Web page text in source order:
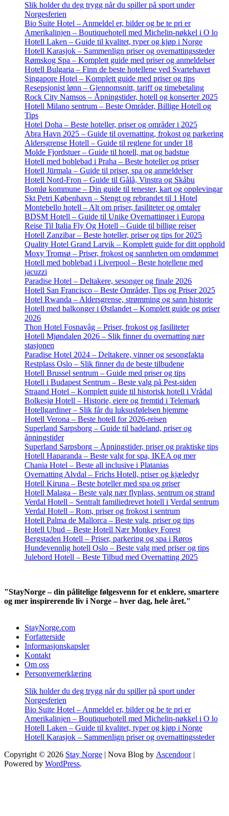
Slik holder du deg trygg når du spiller på sport under
Norgesferien
Bio Suite Hotel – Anmeldel er, bilder og be te pri er
Amerikalinjen – Boutiquehotell med Michelin-nøkkel i O lo
Hotell Laken – Guide til kvalitet, typer og kjøp i Norge
Hotell Karasjok – Sammenlign priser og overnattingssteder
Rømskog Spa – Komplett guide med priser og anmeldelser
Hotell Bulgaria – Finn de beste hotellene ved Svartehavet
Singapore Hotel – Komplett guide med priser og tips
Resepsjonist lønn – Gjennomsnitt, tariff og timebetaling
Rock City Namsos – Åpningstider, hotell og konserter 2025
Hotell Milano sentrum – Beste Områder, Billige Hotell og
Tips
Hotel Doha – Beste hoteller, priser og områder i 2025
Abra Havn 2025 – Guide til overnatting, frokost og parkering
Aldersgrense Hotell – Guide til reglene for under 18
Molde Fjordstuer – Guide til hotell, mat og badstue
Hotell med boblebad i Praha – Beste hoteller og priser
Hotell Jūrmala – Guide til priser, spa og anmeldelser
Hotell Nord-Fron – Guide til Gålå, Vinstra og Skåbu
Bomlø kommune – Din guide til tenester, kart og opplevingar
Skt Petri København – Stengt og rebrandet til 1 Hotel
Montebello hotell – Alt om priser, fasiliteter og omtaler
BDSM Hotell – Guide til Unike Overnattinger i Europa
Reise Til Italia Fly Og Hotell – Guide til billige reiser
Hotell Zanzibar – Beste hoteller, priser og tips for 2025
Quality Hotel Grand Larvik – Komplett guide for ditt opphold
Moxy Tromsø – Priser, frokost og sannheten om omdømmet
Hotell med boblebad i Liverpool – Beste hotellene med
jacuzzi
Paradise Hotel – Deltakere, sesonger og finale 2026
Hotell San Francisco – Beste Områder, Tips og Priser 2025
Hotel Rwanda – Aldersgrense, strømming og sann historie
Hotell med balkonger i Østlandet – Komplett guide og priser
2026
Thon Hotel Fosnavåg – Priser, frokost og fasiliteter
Hotell Mjøndalen 2026 – Slik finner du overnatting nær
stasjonen
Paradise Hotel 2024 – Deltakere, vinner og sesongfakta
Restplass Oslo – Slik finner du de beste tilbudene
Hotell Brussel sentrum – Guide med priser og tips
Hotell i Budapest Sentrum – Beste valg på Pest-siden
Straand Hotel – Komplett guide til historisk hotell i Vrådal
Bolkesjø Hotell – Historie, eiere og fremtid i Telemark
Hotellgardiner – Slik får du luksusfølelsen hjemme
Hotell Verona – Beste hotell for 2026-reisen
Superland Sarpsborg – Guide til badeland, priser og
åpningstider
Superland Sarpsborg – Åpningstider, priser og praktiske tips
Hotell Haparanda – Beste valg for spa, IKEA og mer
Chania Hotel – Beste all inclusive i Platanias
Overnatting Alvdal – Frichs Hotell, priser og kjæledyr
Hotell Kiruna – Beste hoteller med spa og priser
Hotell Malaga – Beste valg nær flyplass, sentrum og strand
Verdal Hotell – Sentralt familiedrevet hotell i Verdal sentrum
Verdal Hotell – Rom, priser og frokost i sentrum
Hotell Palma de Mallorca – Beste valg, priser og tips
Hotell Ubud – Beste Hotell Nær Monkey Forest
Bergstaden Hotell – Priser, parkering og spa i Røros
Hundevennlig hotell Oslo – Beste valg med priser og tips
Julebord Hotell – Beste Tilbud med Overnatting 2025
"StayNorge – din pålitelige følgesvenn for et enklere, smartere
og mer inspirerende liv i Norge – hver dag, hele året."
StayNorge.com
Forfatterside
Informasjonskapsler
Kontakt
Om oss
Personvernerklæring
Slik holder du deg trygg når du spiller på sport under
Norgesferien
Bio Suite Hotel – Anmeldel er, bilder og be te pri er
Amerikalinjen – Boutiquehotell med Michelin-nøkkel i O lo
Hotell Laken – Guide til kvalitet, typer og kjøp i Norge
Hotell Karasjok – Sammenlign priser og overnattingssteder
Copyright © 2026 Stay Norge | Nova Blog by Ascendoor|
Powered by WordPress.